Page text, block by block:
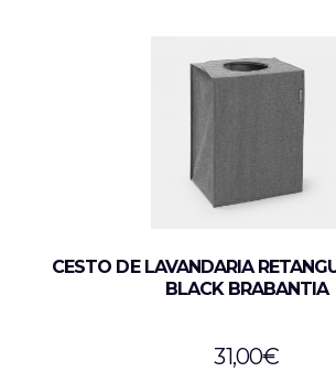
CESTO DE LAVANDARIA
BLACK BRABANTIA
31,00€